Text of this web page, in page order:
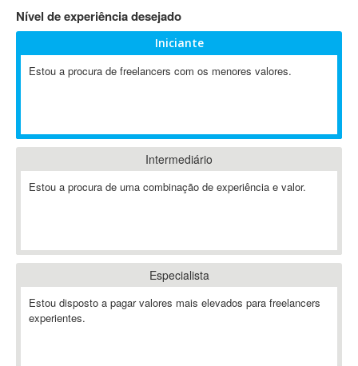
802.11
A-GPS
ABAP
Abaqus
ABBYY FineReader
Ableton
Ableton Push
Abstract
Nível de experiência desejado
Iniciante
Estou a procura de freelancers com os menores valores.
Intermediário
Estou a procura de uma combinação de experiência e valor.
Especialista
Estou disposto a pagar valores mais elevados para freelancers
experientes.